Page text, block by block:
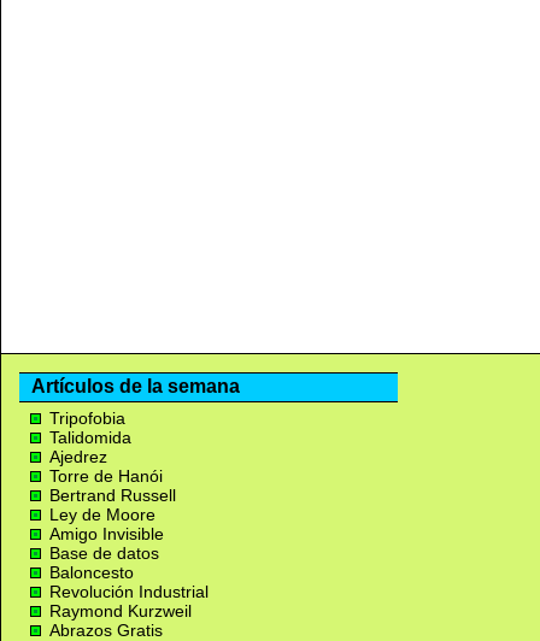
Artículos de la semana
Tripofobia
Talidomida
Ajedrez
Torre de Hanói
Bertrand Russell
Ley de Moore
Amigo Invisible
Base de datos
Baloncesto
Revolución Industrial
Raymond Kurzweil
Abrazos Gratis